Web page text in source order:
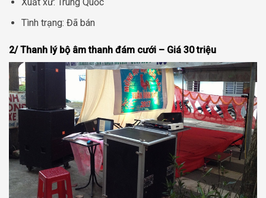
Xuất xứ: Trung Quốc
Tình trạng: Đã bán
2/ Thanh lý bộ âm thanh đám cưới – Giá 30 triệu